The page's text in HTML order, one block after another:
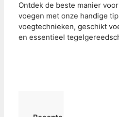
Ontdek de beste manier
voegen met onze handige
voegtechnieken, geschikt
en essentieel